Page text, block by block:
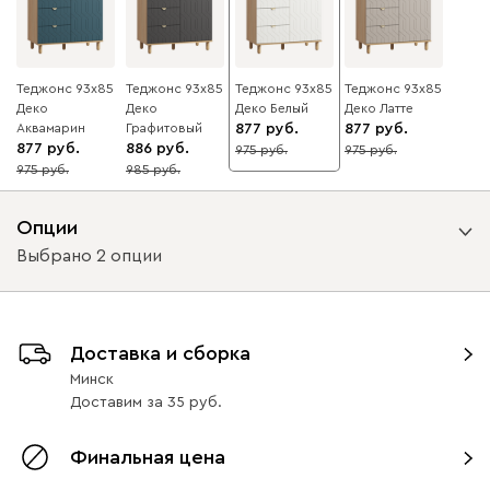
Теджонс 93x85
Деко
Аквамарин
877
10
975
Теджонс 93x85
Деко
Графитовый
886
10
985
Теджонс 93x85
Деко ​Белый
877
10
975
Теджонс 93x85
Деко ​Латте
877
10
975
Опции
Выбрано 2 опции
с доводчиками без доводчиков
без доводчиков с доводчиками
Доставка и сборка
Минск
Доставим за 35
Финальная цена